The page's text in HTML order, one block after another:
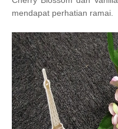
mendapat perhatian ramai.